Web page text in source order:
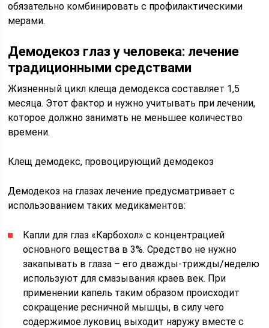
обязательно комбинировать с профилактическими
мерами.
Демодекоз глаз у человека: лечение
традиционными средствами
Жизненный цикл клеща демодекса составляет 1,5
месяца. Этот фактор и нужно учитывать при лечении,
которое должно занимать не меньшее количество
времени.
Клещ демодекс, провоцирующий демодекоз
Демодекоз на глазах лечение предусматривает с
использованием таких медикаментов:
Капли для глаз «Карбохол» с концентрацией
основного вещества в 3%. Средство не нужно
закапывать в глаза – его дважды-трижды/неделю
используют для смазывания краев век. При
применении капель таким образом происходит
сокращение ресничной мышцы, в силу чего
содержимое луковиц выходит наружу вместе с